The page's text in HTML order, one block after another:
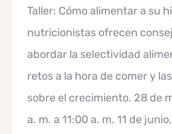
Taller: Cómo alimentar a su
nutricionistas ofrecen
abordar la selectividad
retos a la hora de comer y
sobre el crecimiento. 28 de
a. m. a 11:00 a. m. 11 de